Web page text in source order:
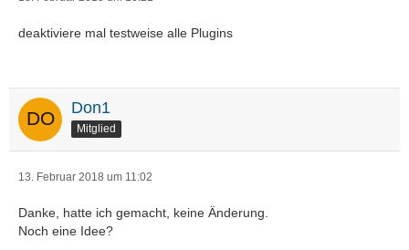
deaktiviere mal testweise alle Plugins
Don1
Mitglied
13. Februar 2018 um 11:02
Danke, hatte ich gemacht, keine Änderung.
Noch eine Idee?